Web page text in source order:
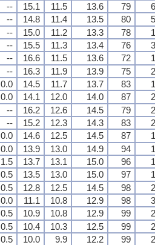
-- 15.1 11.5 13.6 79
-- 14.8 11.4 13.5 80
-- 15.0 11.2 13.3 78
-- 15.5 11.3 13.4 76
-- 16.6 11.5 13.6 72
-- 16.3 11.9 13.9 75
0.0 14.5 11.7 13.7 83
0.0 14.1 12.0 14.0 87
-- 16.2 12.6 14.5 79
-- 15.2 12.3 14.3 83
0.0 14.6 12.5 14.5 87
0.0 13.9 13.0 14.9 94
1.5 13.7 13.1 15.0 96
0.5 13.5 13.0 15.0 97
0.5 12.8 12.5 14.5 98
0.0 11.1 10.8 12.9 98
0.5 10.9 10.8 12.9 99
0.5 10.4 10.3 12.5 99
0.5 10.0 9.9 12.2 99